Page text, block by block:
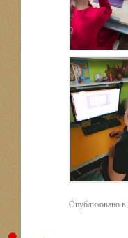
Опубликовано в